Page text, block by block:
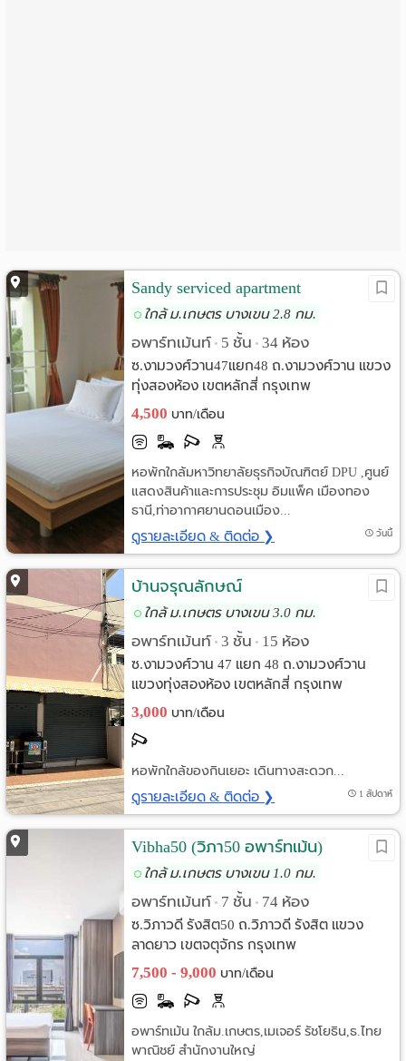
English Sandy serviced apartment
ใกล้ ม.เกษตร บางเขน 2.8 กม.
อพาร์ทเม้นท์ • 5 ชั้น • 34 ห้อง
ซ.งามวงศ์วาน47แยก48 ถ.งามวงศ์วาน แขวง
ทุ่งสองห้อง เขตหลักสี่ กรุงเทพ
4,500 บาท/เดือน
หอพักใกล้มหาวิทยาลัยธุรกิจบัณฑิตย์ DPU ,ศูนย์
แสดงสินค้าและการประชุม อิมแพ็ค เมืองทอง
ธานี,ท่าอากาศยานดอนเมือง...
ดูรายละเอียด & ติดต่อ ❯ วันนี้
บ้านจรุณลักษณ์
ใกล้ ม.เกษตร บางเขน 3.0 กม.
อพาร์ทเม้นท์ • 3 ชั้น • 15 ห้อง
ซ.งามวงศ์วาน 47 แยก 48 ถ.งามวงศ์วาน
แขวงทุ่งสองห้อง เขตหลักสี่ กรุงเทพ
3,000 บาท/เดือน
หอพักใกล้ของกินเยอะ เดินทางสะดวก...
ดูรายละเอียด & ติดต่อ ❯ 1 สัปดาห์
Vibha50 (วิภา50 อพาร์ทเม้น)
ใกล้ ม.เกษตร บางเขน 1.0 กม.
อพาร์ทเม้นท์ • 7 ชั้น • 74 ห้อง
ซ.วิภาวดี รังสิต50 ถ.วิภาวดี รังสิต แขวง
ลาดยาว เขตจตุจักร กรุงเทพ
7,500 - 9,000 บาท/เดือน
อพาร์ทเม้น ใกล้ม.เกษตร,เมเจอร์ รัชโยธิน,ธ.ไทย
พาณิชย์ สำนักงานใหญ่